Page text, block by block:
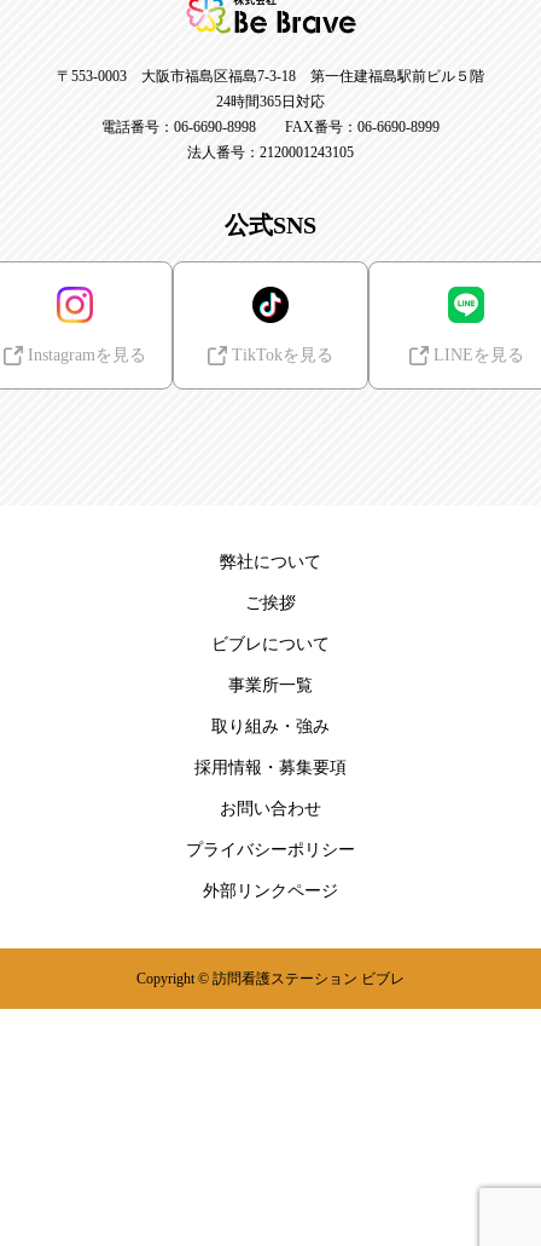
〒553-0003 大阪市福島区福島7-3-18 第一住建福島駅前ビル５階
24時間365日対応
電話番号：06-6690-8998 FAX番号：06-6690-8999
法人番号：2120001243105
公式SNS
Instagramを見る TikTokを見る LINEを見る
弊社について
ご挨拶
ビブレについて
事業所一覧
取り組み・強み
採用情報・募集要項
お問い合わせ
プライバシーポリシー
外部リンクページ
Copyright © 訪問看護ステーション ビブレ